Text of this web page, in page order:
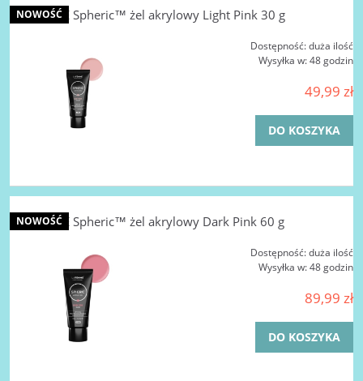
LA FEMME Spheric™ żel akrylowy Light Pink 30 g
Dostępność:duża ilość
Wysyłka w:48 godzin
49,99 zł
DO KOSZYKA
NOWOŚĆ
LA FEMME Spheric™ żel akrylowy Dark Pink 60 g
Dostępność:duża ilość
Wysyłka w:48 godzin
89,99 zł
DO KOSZYKA
NOWOŚĆ